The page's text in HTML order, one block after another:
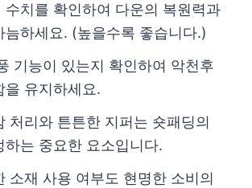
수치를 확인하여 다운의 복원력과
늠하세요. (높을수록 좋습니다.)
기능이 있는지 확인하여 악천후
을 유지하세요.
처리와 튼튼한 지퍼는 숏패딩의
하는 중요한 요소입니다.
소재 사용 여부도 현명한 소비의